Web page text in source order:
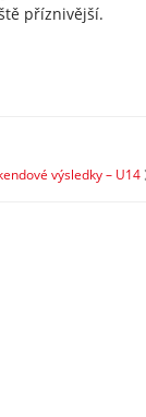
příznivější.
výsledky – U14